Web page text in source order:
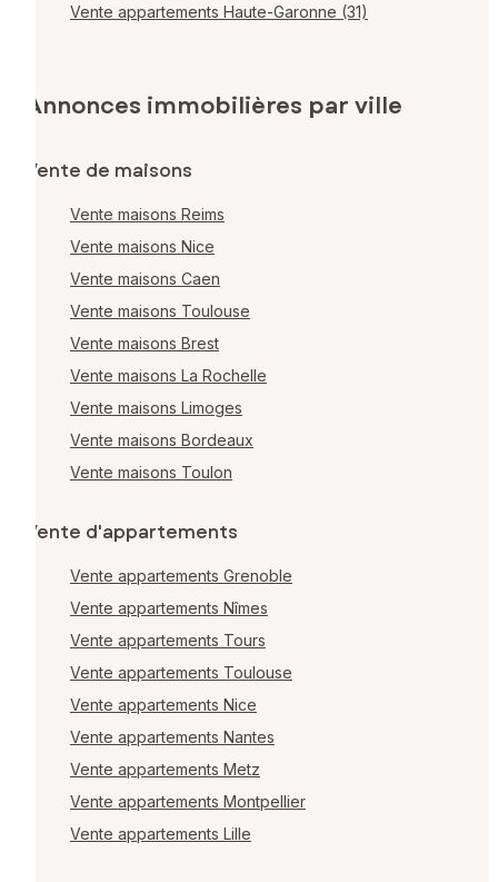
Vente appartements Haute-Garonne (31)
Annonces immobilières par ville
Vente de maisons
Vente maisons Reims
Vente maisons Nice
Vente maisons Caen
Vente maisons Toulouse
Vente maisons Brest
Vente maisons La Rochelle
Vente maisons Limoges
Vente maisons Bordeaux
Vente maisons Toulon
Vente d'appartements
Vente appartements Grenoble
Vente appartements Nîmes
Vente appartements Tours
Vente appartements Toulouse
Vente appartements Nice
Vente appartements Nantes
Vente appartements Metz
Vente appartements Montpellier
Vente appartements Lille